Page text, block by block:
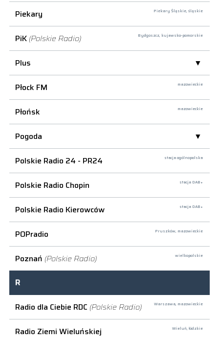
Piekary Piekary Śląskie, śląskie
PiK (Polskie Radio) Bydgoszcz, kujawsko-pomorskie
Plus
Płock FM
mazowieckie
Płońsk mazowieckie
Pogoda
Polskie Radio 24 - PR24
stacja ogólnopolska
Polskie Radio Chopin stacja DAB+
Polskie Radio Kierowców stacja DAB+
POPradio Pruszków, mazowieckie
Poznań (Polskie Radio) wielkopolskie
R
Radio dla Ciebie RDC (Polskie Radio) Warszawa, mazowieckie
Radio Ziemi Wieluńskiej Wieluń, łódzkie